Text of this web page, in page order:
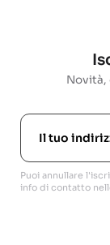
Novità,
Puoi annullare
info di contatto